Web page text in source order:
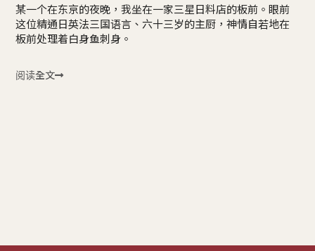
某一个在东京的夜晚，我坐在一家三星日料店的板前。眼前
这位精通日英法三国语言、六十三岁的主厨，神情自若地在
板前处理着白身鱼刺身。
阅读全文